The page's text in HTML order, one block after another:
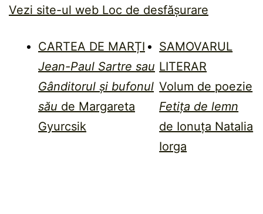
Vezi site-ul web Loc de desfășurare
CARTEA DE MARȚI
Jean-Paul Sartre sau
Gânditorul și bufonul
său de Margareta
Gyurcsik
SAMOVARUL
LITERAR
Volum de poezie
Fetița de lemn
de Ionuța Natalia
Iorga